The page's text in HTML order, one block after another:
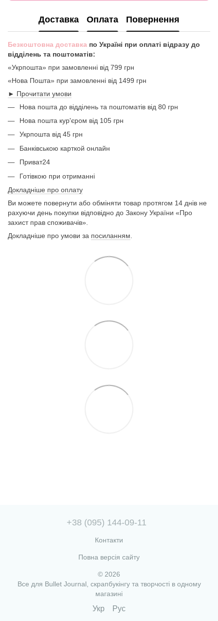
Доставка Оплата Повернення
Безкоштовна доставка по Україні при оплаті відразу до
відділень та поштоматів:
«Укрпошта» при замовленні від 799 грн
«Нова Пошта» при замовленні від 1499 грн
► Прочитати умови
Нова пошта до відділень та поштоматів від 80 грн
Нова пошта кур'єром від 105 грн
Укрпошта від 45 грн
Банківською карткой онлайн
Приват24
Готівкою при отриманні
Докладніше про оплату
Ви можете повернути або обміняти товар протягом 14 днів не
рахуючи день покупки відповідно до Закону України «Про
захист прав споживачів».
Докладніше про умови за посиланням
+38 (095) 144-09-11
Контакти
Повна версія сайту
© 2026
Все для Bullet Journal, скрапбукінгу та творчості в одному
магазині
Укр Рус